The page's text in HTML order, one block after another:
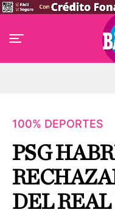
100% DEPORTES
PSG
DEL